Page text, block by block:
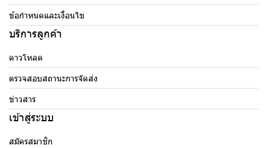
ข้อกำหนดและเงื่อนไข
บริการลูกค้า
ดาวโหลด
ตรวจสอบสถานะการจัดส่ง
ข่าวสาร
เข้าสู่ระบบ
สมัครสมาชิก